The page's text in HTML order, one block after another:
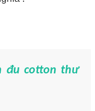
đu cotton thư